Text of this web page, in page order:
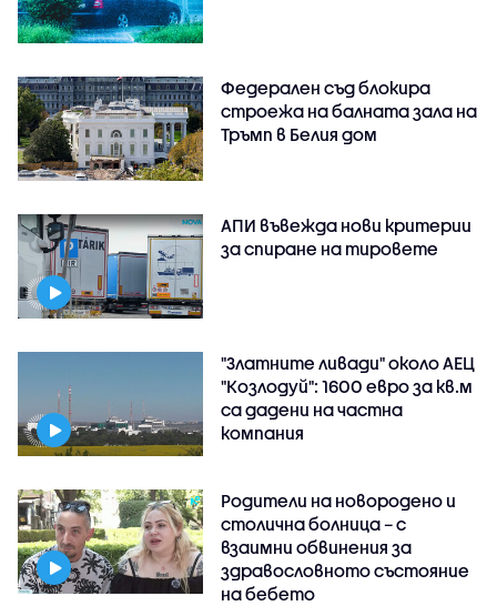
Федерален съд блокира
строежа на балната зала на
Тръмп в Белия дом
АПИ въвежда нови критерии
за спиране на тировете
"Златните ливади" около АЕЦ
"Козлодуй": 1600 евро за кв.м
са дадени на частна
компания
Родители на новородено и
столична болница – с
взаимни обвинения за
здравословното състояние
на бебето